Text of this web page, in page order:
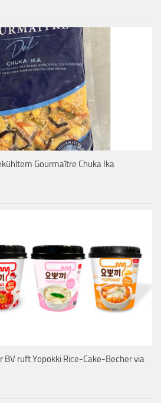
Gourmaître Chuka Ika
BV ruft Yopokki Rice-Cake-Becher via